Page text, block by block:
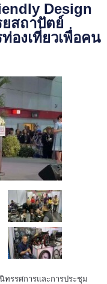
Design
สถาปัตย์
องเที่ยวเพื่อคน
รรศการและการประชุม